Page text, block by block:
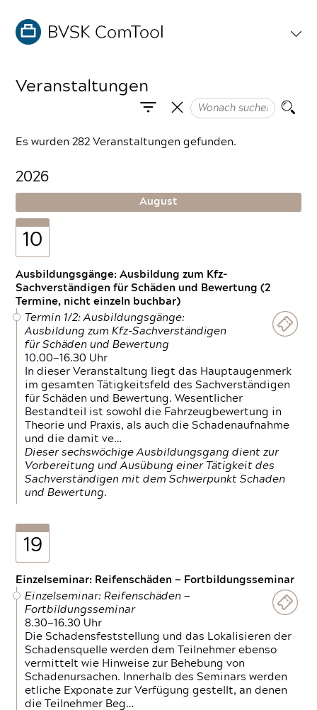
Veranstaltungen
Es wurden 282 Veranstaltungen gefunden.
2026
August
10
Ausbildungsgänge: Ausbildung zum Kfz-
Sachverständigen für Schäden und Bewertung (2
Termine, nicht einzeln buchbar)
Termin 1/2: Ausbildungsgänge:
Ausbildung zum Kfz-Sachverständigen
für Schäden und Bewertung
10.00—16.30 Uhr
In dieser Veranstaltung liegt das Hauptaugenmerk
im gesamten Tätigkeitsfeld des Sachverständigen
für Schäden und Bewertung. Wesentlicher
Bestandteil ist sowohl die Fahrzeugbewertung in
Theorie und Praxis, als auch die Schadenaufnahme
und die damit ve…
Dieser sechswöchige Ausbildungsgang dient zur
Vorbereitung und Ausübung einer Tätigkeit des
Sachverständigen mit dem Schwerpunkt Schaden
und Bewertung.
19
Einzelseminar: Reifenschäden — Fortbildungsseminar
Einzelseminar: Reifenschäden —
Fortbildungsseminar
8.30—16.30 Uhr
Die Schadensfeststellung und das Lokalisieren der
Schadensquelle werden dem Teilnehmer ebenso
vermittelt wie Hinweise zur Behebung von
Schadenursachen. Innerhalb des Seminars werden
etliche Exponate zur Verfügung gestellt, an denen
die Teilnehmer Beg…